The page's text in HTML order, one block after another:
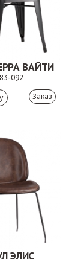
ВАЙТИ
092
Заказ
ЭЛИС